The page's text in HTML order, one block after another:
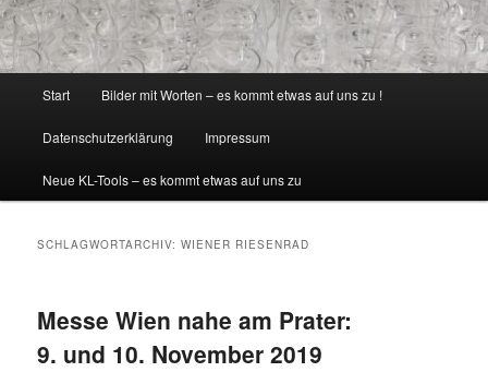
Start Bilder mit Worten – es kommt etwas auf uns zu !
Datenschutzerklärung Impressum
Neue KL-Tools – es kommt etwas auf uns zu
SCHLAGWORTARCHIV:WIENER RIESENRAD
Messe Wien nahe am Prater:
9. und 10. November 2019